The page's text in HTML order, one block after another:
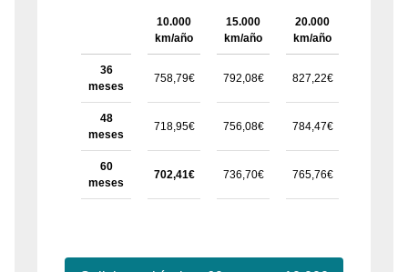
10.000
km/año
15.000
km/año
20.000
km/año
36
meses
758,79€ 792,08€ 827,22€
48
meses
718,95€ 756,08€ 784,47€
60
meses
702,41€ 736,70€ 765,76€